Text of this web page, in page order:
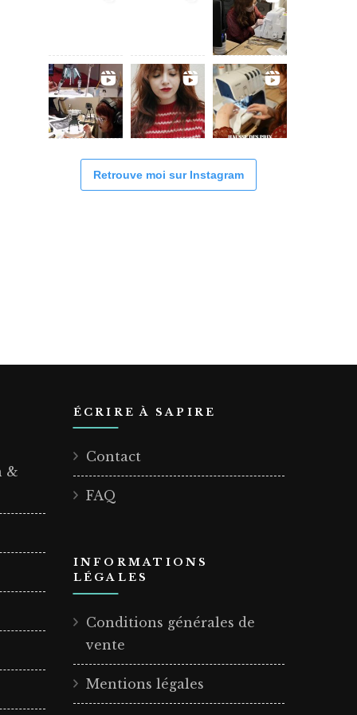
Retrouve moi sur Instagram
&
ÉCRIRE À SAPIRE
Contact
FAQ
INFORMATIONS
LÉGALES
Conditions générales de
vente
Mentions légales